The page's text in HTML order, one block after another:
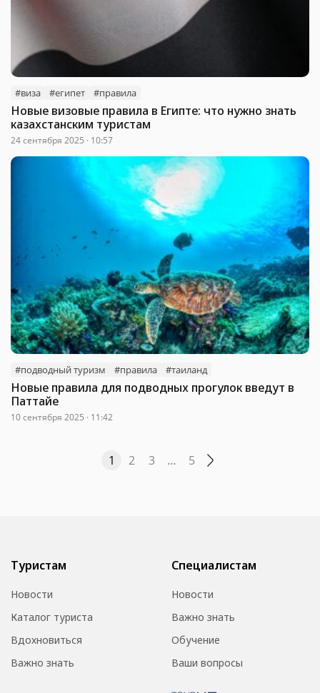
#виза #египет #правила
Новые визовые правила в Египте: что нужно знать
казахстанским туристам
24 сентября 2025 · 10:57
#подводный туризм #правила #таиланд
Новые правила для подводных прогулок введут в
Паттайе
10 сентября 2025 · 11:42
1 2 3 … 5
Туристам
Новости
Каталог туриста
Вдохновиться
Важно знать
Специалистам
Новости
Важно знать
Обучение
Ваши вопросы